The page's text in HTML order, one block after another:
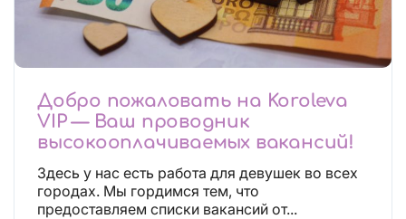
Добро пожаловать на Koroleva
VIP — Ваш проводник
высокооплачиваемых вакансий!
Здесь у нас есть работа для девушек во всех
городах. Мы гордимся тем, что
предоставляем списки вакансий от...